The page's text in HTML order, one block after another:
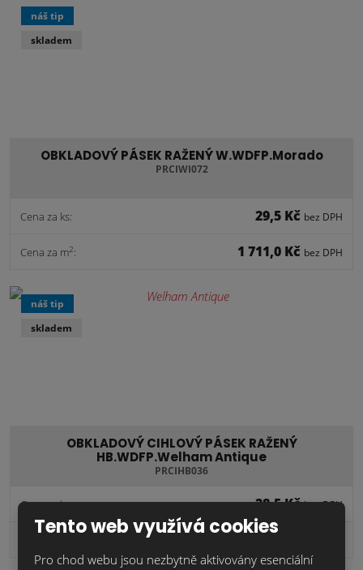
OBKLADOVÝ PÁSEK RAŽENÝ W.WDFP.Morado
PRCIWI072
Cena za ks: 29,5 Kč bez DPH
Cena za m2: 1 711,0 Kč bez DPH
náš tip
skladem
OBKLADOVÝ CIHLOVÝ PÁSEK RAŽENÝ
HB.WDFP.Welham Antique
PRCIHB036
Cena za ks: 28,5 Kčbez DPH
1 653,0 Kč
náš tip
skladem
Tento web využívá cookies
Pro chod webu jsou nezbytně aktivovány esenciální